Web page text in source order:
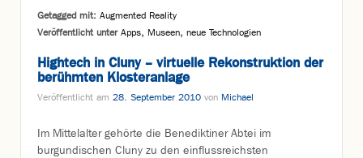
Getagged mit: Augmented Reality
Veröffentlicht unter Apps, Museen, neue Technologien
Hightech in Cluny – virtuelle Rekonstruktion der
berühmten Klosteranlage
Veröffentlicht am 28. September 2010 von Michael
Im Mittelalter gehörte die Benediktiner Abtei im
burgundischen Cluny zu den einflussreichsten